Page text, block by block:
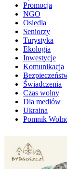
Promocja
NGO
Osiedla
Seniorzy
Turystyka
Ekologia
Inwestycje
Komunikacja
Świadczenia
Czas wolny
Dla mediów
Ukraina
Pomnik